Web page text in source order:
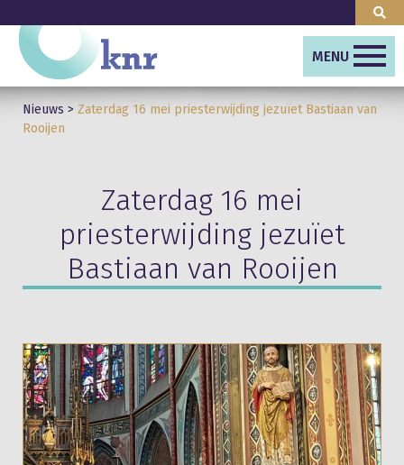
MENU
Nieuws > Zaterdag 16 mei priesterwijding jezuïet Bastiaan van
Rooijen
Zaterdag 16 mei
priesterwijding jezuïet
Bastiaan van Rooijen